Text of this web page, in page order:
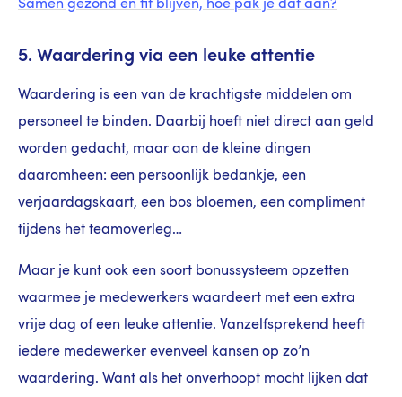
Samen gezond en fit blijven, hoe pak je dat aan?
5. Waardering via een leuke attentie
Waardering is een van de krachtigste middelen om
personeel te binden. Daarbij hoeft niet direct aan geld
worden gedacht, maar aan de kleine dingen
daaromheen: een persoonlijk bedankje, een
verjaardagskaart, een bos bloemen, een compliment
tijdens het teamoverleg…
Maar je kunt ook een soort bonussysteem opzetten
waarmee je medewerkers waardeert met een extra
vrije dag of een leuke attentie. Vanzelfsprekend heeft
iedere medewerker evenveel kansen op zo’n
waardering. Want als het onverhoopt mocht lijken dat